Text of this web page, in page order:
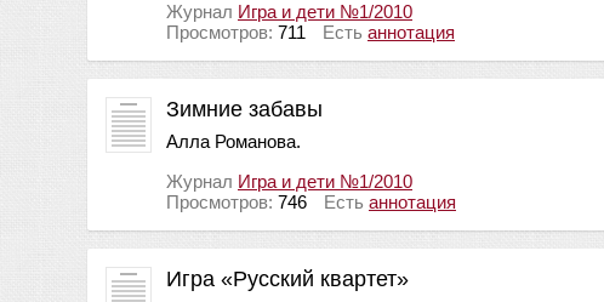
Журнал Игра и дети №1/2010
Просмотров: 711 Есть аннотация
Зимние забавы
Алла Романова.
Журнал Игра и дети №1/2010
Просмотров: 746 Есть аннотация
Игра «Русский квартет»